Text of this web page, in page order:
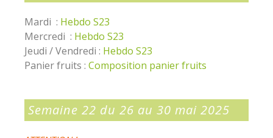
Mardi : Hebdo S23
Mercredi : Hebdo S23
Jeudi / Vendredi : Hebdo S23
Panier fruits : Composition panier fruits
Semaine 22 du 26 au 30 mai 2025